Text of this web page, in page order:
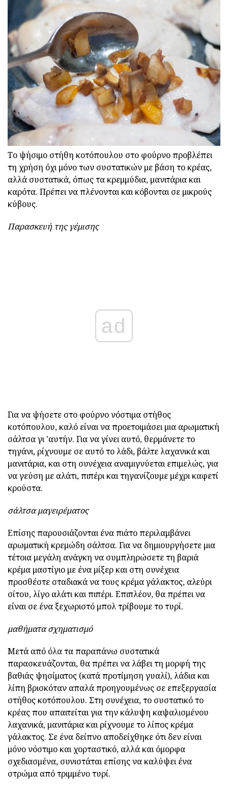
Το ψήσιμο στήθη κοτόπουλου στο φούρνο προβλέπει
τη χρήση όχι μόνο των συστατικών με βάση το κρέας,
αλλά συστατικά, όπως τα κρεμμύδια, μανιτάρια και
καρότα. Πρέπει να πλένονται και κόβονται σε μικρούς
κύβους.
Παρασκευή της γέμισης
ad
Για να ψήσετε στο φούρνο νόστιμα στήθος
κοτόπουλου, καλό είναι να προετοιμάσει μια αρωματική
σάλτσα γι 'αυτήν. Για να γίνει αυτό, θερμάνετε το
τηγάνι, ρίχνουμε σε αυτό το λάδι, βάλτε λαχανικά και
μανιτάρια, και στη συνέχεια αναμιγνύεται επιμελώς, για
να γεύση με αλάτι, πιπέρι και τηγανίζουμε μέχρι καφετί
κρούστα.
σάλτσα μαγειρέματος
Επίσης παρουσιάζονται ένα πιάτο περιλαμβάνει
αρωματική κρεμώδη σάλτσα. Για να δημιουργήσετε μια
τέτοια μεγάλη ανάγκη να συμπληρώσετε τη βαριά
κρέμα μαστίγιο με ένα μίξερ και στη συνέχεια
προσθέστε σταδιακά να τους κρέμα γάλακτος, αλεύρι
σίτου, λίγο αλάτι και πιπέρι. Επιπλέον, θα πρέπει να
είναι σε ένα ξεχωριστό μπολ τρίβουμε το τυρί.
μαθήματα σχηματισμό
Μετά από όλα τα παραπάνω συστατικά
παρασκευάζονται, θα πρέπει να λάβει τη μορφή της
βαθιάς ψησίματος (κατά προτίμηση γυαλί), λάδια και
λίπη βρισκόταν απαλά προηγουμένως σε επεξεργασία
στήθος κοτόπουλου. Στη συνέχεια, το συστατικό το
κρέας που απαιτείται για την κάλυψη καψαλισμένου
λαχανικά, μανιτάρια και ρίχνουμε το λίπος κρέμα
γάλακτος. Σε ένα δείπνο αποδείχθηκε ότι δεν είναι
μόνο νόστιμο και χορταστικό, αλλά και όμορφα
σχεδιασμένα, συνιστάται επίσης να καλύψει ένα
στρώμα από τριμμένο τυρί.